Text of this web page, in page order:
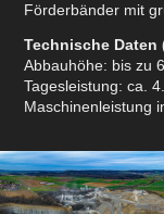
Förderbänder mit
Technische
Abbauhöhe: bis zu
Tagesleistung: ca.
Maschinenleistung